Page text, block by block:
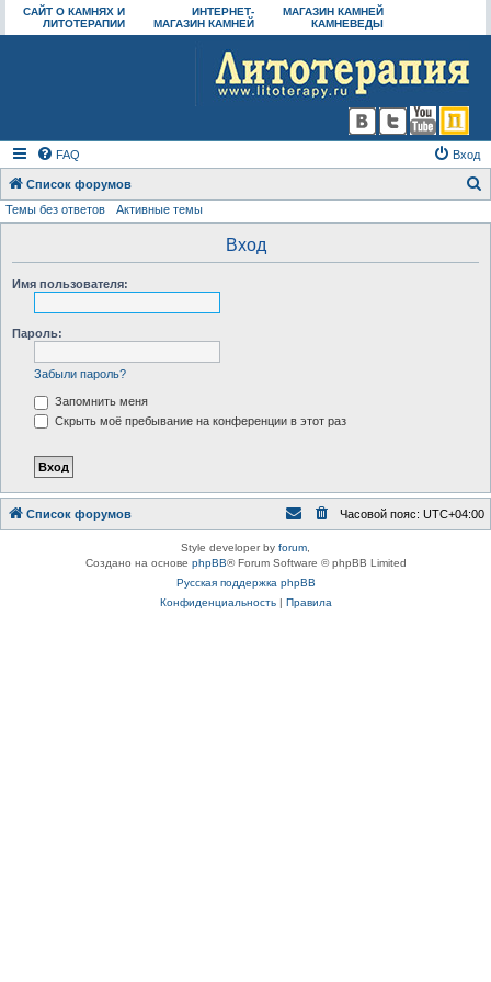
САЙТ О КАМНЯХ И
ЛИТОТЕРАПИИ
ИНТЕРНЕТ-
МАГАЗИН КАМНЕЙ
МАГАЗИН КАМНЕЙ
КАМНЕВЕДЫ
FAQ Вход
Список форумов
Темы без ответов Активные темы
Вход
Имя пользователя:
Пароль:
Забыли пароль?
Запомнить меня
Скрыть моё пребывание на конференции в этот раз
Список форумов Часовой пояс: UTC+04:00
Style developer by forum,
Создано на основе phpBB® Forum Software © phpBB Limited
Русская поддержка phpBB
Конфиденциальность| Правила